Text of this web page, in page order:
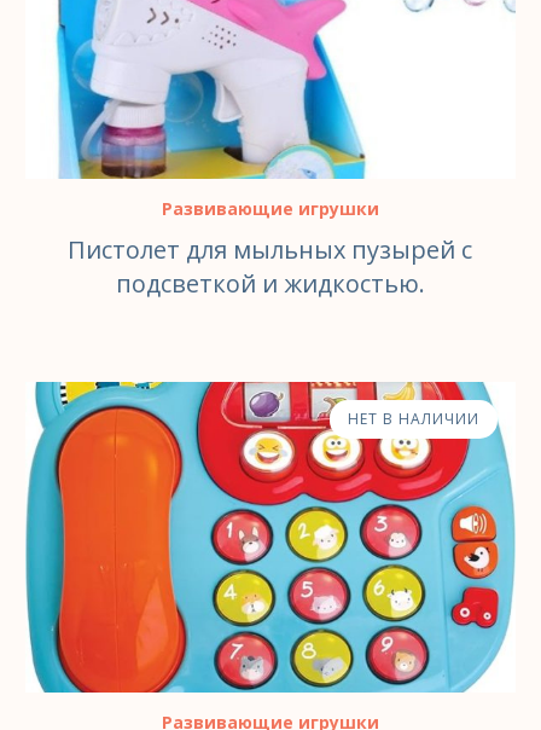
Развивающие игрушки
Пистолет для мыльных пузырей с
подсветкой и жидкостью.
НЕТ В НАЛИЧИИ
Развивающие игрушки